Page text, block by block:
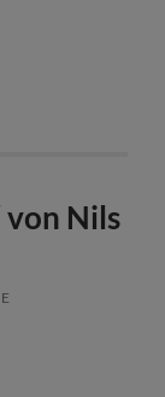
von Nils